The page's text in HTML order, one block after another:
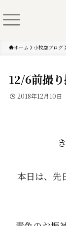
ホーム 小牧店ブログ
12/6前撮
2018年12月10日
本日は、先